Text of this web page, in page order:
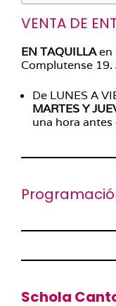
VENTA DE
EN TAQUILLAen
Complutense 19.
De LUNES A
MARTES Y
una hora
Schola